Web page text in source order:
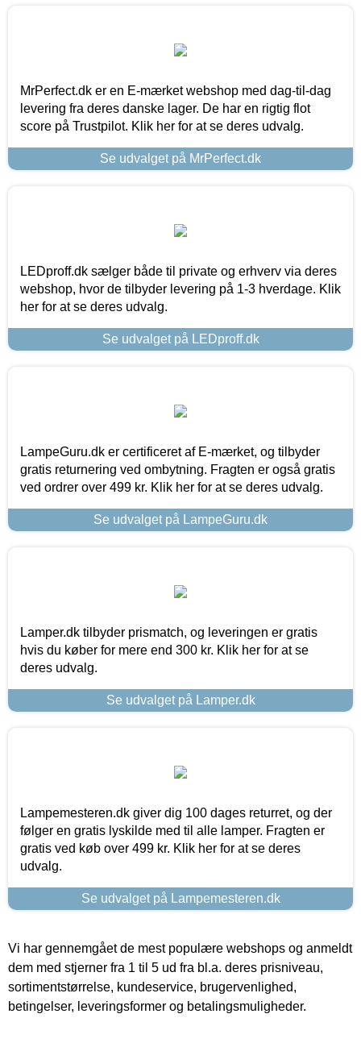
MrPerfect.dk er en E-mærket webshop med dag-til-dag
levering fra deres danske lager. De har en rigtig flot
score på Trustpilot. Klik her for at se deres udvalg.
Se udvalget på MrPerfect.dk
LEDproff.dk sælger både til private og erhverv via deres
webshop, hvor de tilbyder levering på 1-3 hverdage. Klik
her for at se deres udvalg.
Se udvalget på LEDproff.dk
LampeGuru.dk er certificeret af E-mærket, og tilbyder
gratis returnering ved ombytning. Fragten er også gratis
ved ordrer over 499 kr. Klik her for at se deres udvalg.
Se udvalget på LampeGuru.dk
Lamper.dk tilbyder prismatch, og leveringen er gratis
hvis du køber for mere end 300 kr. Klik her for at se
deres udvalg.
Se udvalget på Lamper.dk
Lampemesteren.dk giver dig 100 dages returret, og der
følger en gratis lyskilde med til alle lamper. Fragten er
gratis ved køb over 499 kr. Klik her for at se deres
udvalg.
Se udvalget på Lampemesteren.dk
Vi har gennemgået de mest populære webshops og anmeldt
dem med stjerner fra 1 til 5 ud fra bl.a. deres prisniveau,
sortimentstørrelse, kundeservice, brugervenlighed,
betingelser, leveringsformer og betalingsmuligheder.